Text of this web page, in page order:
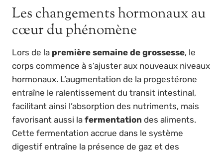
Les changements hormonaux au
cœur du phénomène
Lors de la première semaine de grossesse, le
corps commence à s’ajuster aux nouveaux niveaux
hormonaux. L’augmentation de la progestérone
entraîne le ralentissement du transit intestinal,
facilitant ainsi l’absorption des nutriments, mais
favorisant aussi la fermentation des aliments.
Cette fermentation accrue dans le système
digestif entraîne la présence de gaz et des